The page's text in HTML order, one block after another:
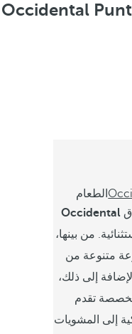
الطعام
Occidental
من بينها،
متنوعة من
إلى ذلك،
متخصصة تقدم
إلى المشويات